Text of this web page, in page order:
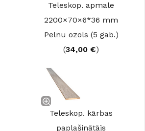
Teleskop. apmale
2200×70×6*36 mm
Pelnu ozols (5 gab.)
(34,00 €)
Teleskop. kārbas
paplašinātājs